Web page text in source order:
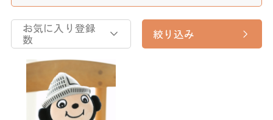
お気に入り登録
数 絞り込み